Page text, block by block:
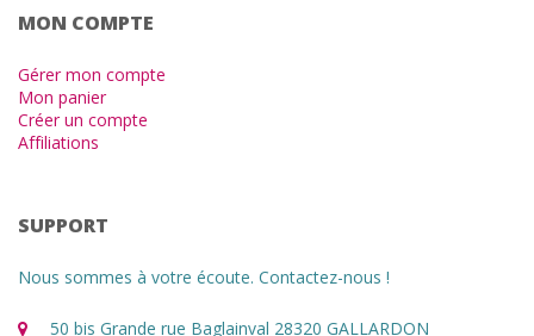
MON COMPTE
Gérer mon compte
Mon panier
Créer un compte
Affiliations
SUPPORT
Nous sommes à votre écoute. Contactez-nous !
50 bis Grande rue Baglainval 28320 GALLARDON